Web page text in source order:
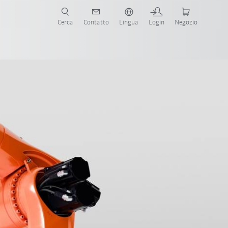
Cerca Contatto Lingua Login Negozio